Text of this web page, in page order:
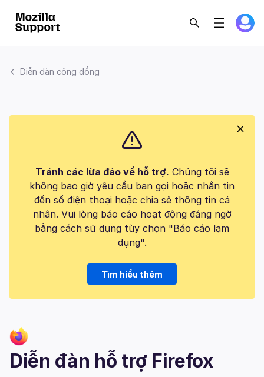
Diễn đàn cộng đồng
Tránh các lừa đảo về hỗ trợ. Chúng tôi sẽ
không bao giờ yêu cầu bạn gọi hoặc nhắn tin
đến số điện thoại hoặc chia sẻ thông tin cá
nhân. Vui lòng báo cáo hoạt động đáng ngờ
bằng cách sử dụng tùy chọn "Báo cáo lạm
dụng".
Tìm hiểu thêm
Diễn đàn hỗ trợ Firefox